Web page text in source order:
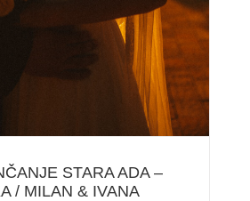
STARA ADA –
/ MILAN & IVANA